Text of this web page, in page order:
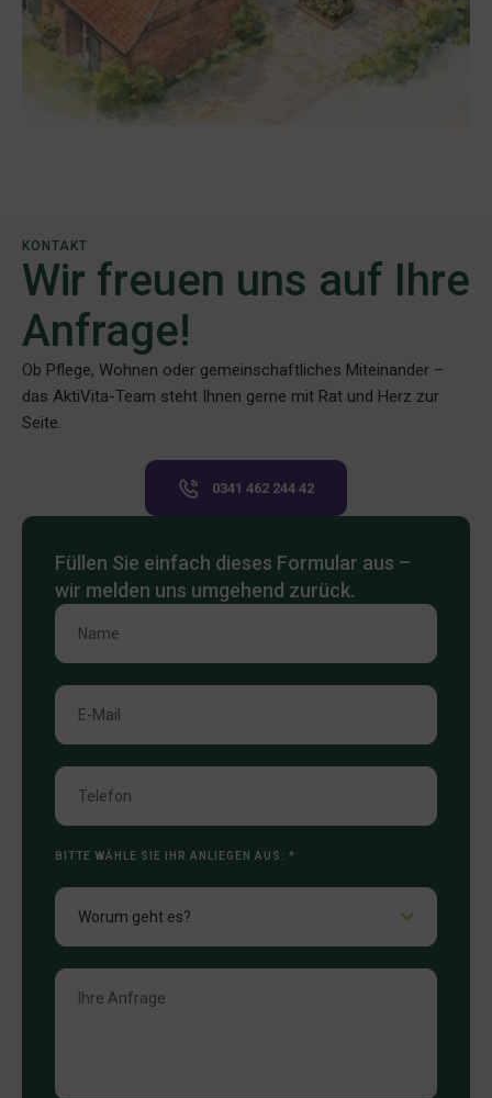
KONTAKT
Wir freuen uns auf Ihre
Anfrage!
Ob Pflege, Wohnen oder gemeinschaftliches Miteinander –
das AktiVita-Team steht Ihnen gerne mit Rat und Herz zur
Seite.
0341 462 244 42
Füllen Sie einfach dieses Formular aus –
wir melden uns umgehend zurück.
BITTE WÄHLE SIE IHR ANLIEGEN AUS: *
Worum geht es?